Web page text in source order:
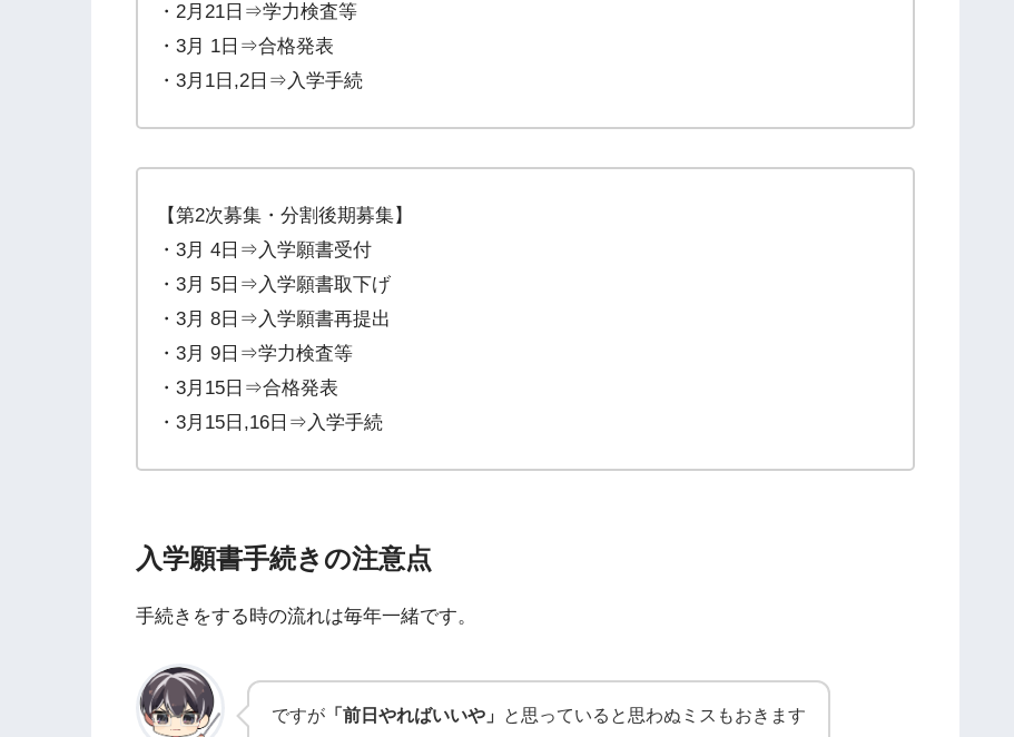
・2月21日⇒学力検査等
・3月 1日⇒合格発表
・3月1日,2日⇒入学手続
【第2次募集・分割後期募集】
・3月 4日⇒入学願書受付
・3月 5日⇒入学願書取下げ
・3月 8日⇒入学願書再提出
・3月 9日⇒学力検査等
・3月15日⇒合格発表
・3月15日,16日⇒入学手続
入学願書手続きの注意点
手続きをする時の流れは毎年一緒です。
ですが 「前日やればいいや」 と思っていると思わぬミスもおきます